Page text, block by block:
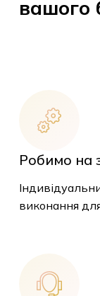
вашого
Робимо на
виконання